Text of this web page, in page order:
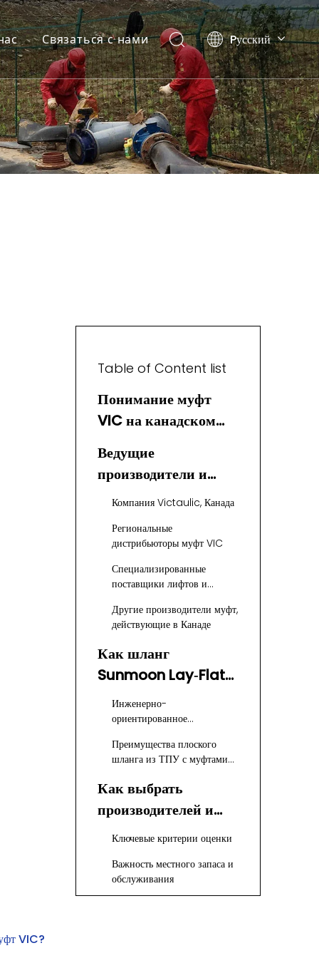
Связаться с нами Pусский
English
العربية
Español
VIC?
Table of Content list
Понимание муфт
VIC на канадском
Ведущие
производители и
поставщики муфт
Компания Victaulic, Канада
Региональные
дистрибьюторы муфт VIC
Специализированные
поставщики лифтов и
Другие производители муфт,
действующие в Канаде
Как шланг
Sunmoon Lay‑Flat
из ТПУ дополняет
муфты VIC
Инженерно-
ориентированное
клиентов по всему миру
Преимущества плоского
шланга из ТПУ с муфтами
Как выбрать
производителей и
поставщиков муфт
Ключевые критерии оценки
Важность местного запаса и
обслуживания